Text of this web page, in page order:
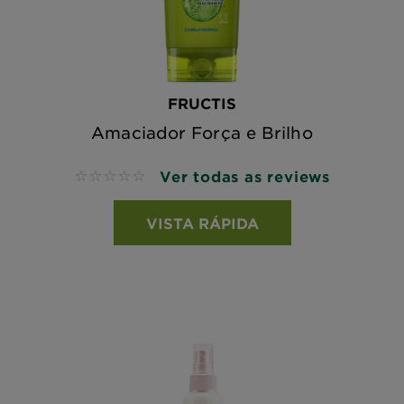
FRUCTIS
Amaciador Força e Brilho
No reviews Ver todas as reviews
VISTA RÁPIDA